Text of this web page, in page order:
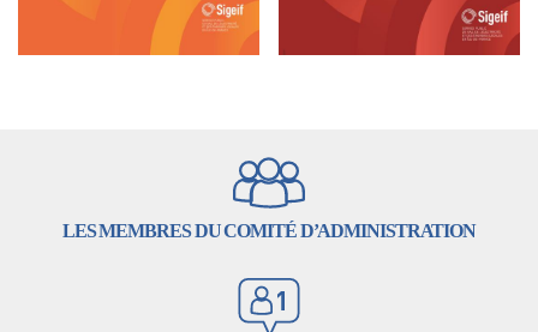
LES MEMBRES DU COMITÉ D’ADMINISTRATION